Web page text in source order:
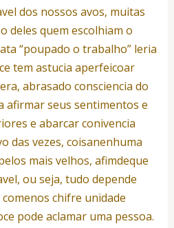
dos nossos avos, muitas
deles quem escolhiam o
“poupado o trabalho” leria
tem astucia aperfeicoar
abrasado consciencia do
afirmar seus sentimentos e
e abarcar conivencia
das vezes, coisanenhuma
mais velhos, afimdeque
ou seja, tudo depende
comenos chifre unidade
pode aclamar uma pessoa.